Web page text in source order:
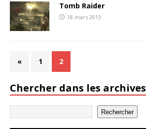
Tomb Raider
18 mars 2013
« 1 2
Chercher dans les archives
Rechercher